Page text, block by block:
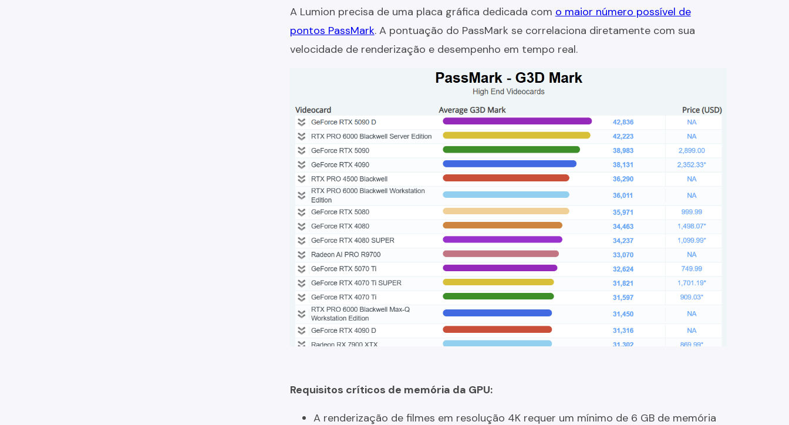
A Lumion precisa de uma placa gráfica dedicada com o maior número possível de
pontos PassMark. A pontuação do PassMark se correlaciona diretamente com sua
velocidade de renderização e desempenho em tempo real.
Requisitos críticos de memória da GPU:
A renderização de filmes em resolução 4K requer um mínimo de 6 GB de memória